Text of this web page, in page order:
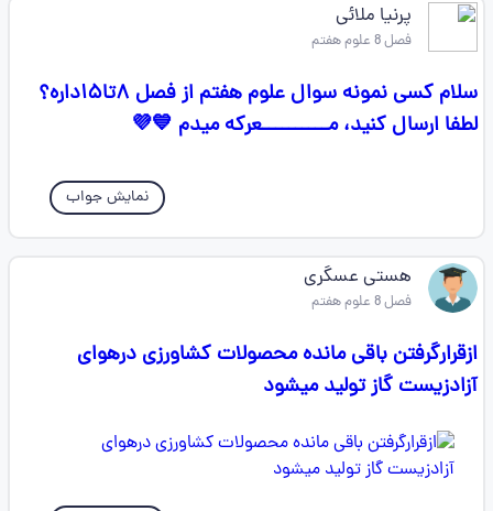
پرنیا ملائی
فصل 8 علوم هفتم
سلام کسی نمونه سوال علوم هفتم از فصل ۸تا۱۵داره؟
لطفا ارسال کنید، مــــــــــعرکه میدم 💙💜
نمایش جواب
هستی عسگری
فصل 8 علوم هفتم
ازقرارگرفتن باقی مانده محصولات کشاورزی درهوای
آزادزیست گاز تولید میشود